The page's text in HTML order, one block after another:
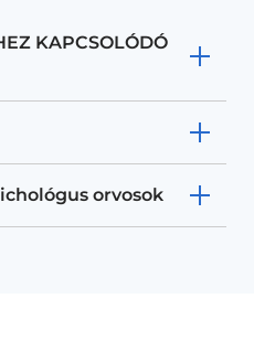
KAPCSOLÓDÓ
orvosok